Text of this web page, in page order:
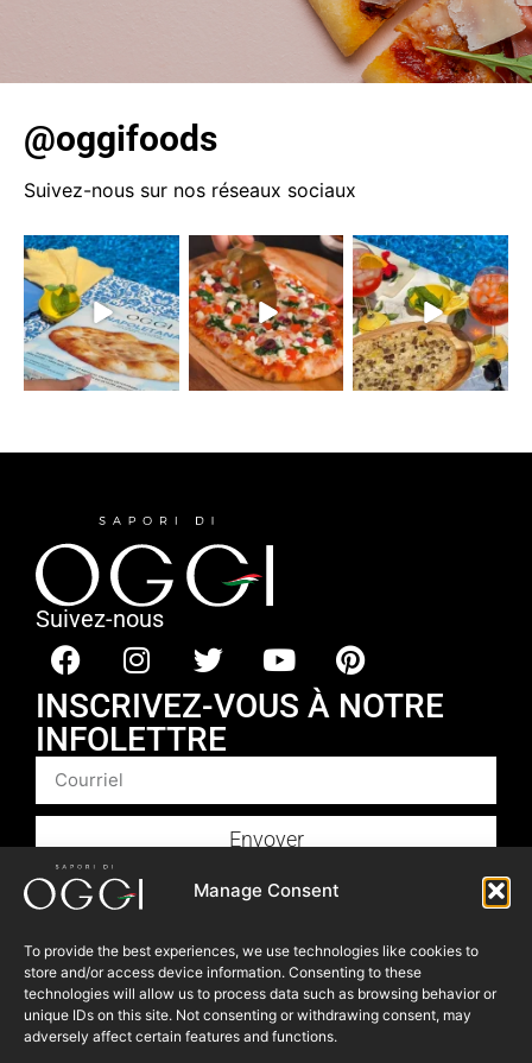
Manage Consent
To provide the best experiences, we use technologies like cookies to
store and/or access device information. Consenting to these
technologies will allow us to process data such as browsing behavior or
unique IDs on this site. Not consenting or withdrawing consent, may
adversely affect certain features and functions.
@oggifoods
Suivez-nous sur nos réseaux sociaux
Suivez-nous
INSCRIVEZ-VOUS À NOTRE
INFOLETTRE
Envoyer
Produits
Recettes​
Articles
Blogue